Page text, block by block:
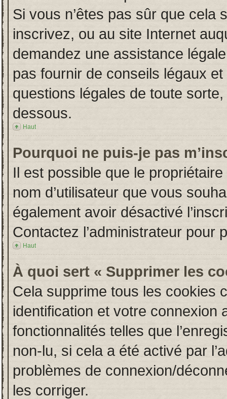
Si vous n’êtes pas sûr que cela
inscrivez, ou au site Internet
demandez une assistance
pas fournir de conseils légaux
questions légales de toute
dessous.
Haut
Pourquoi ne puis-je pas
Il est possible que le
nom d’utilisateur que vous
également avoir désactivé
Contactez l’administrateur pour
Haut
À quoi sert « Supprimer les
Cela supprime tous les cookies
identification et votre connexion
fonctionnalités telles que
non-lu, si cela a été activé par
problèmes de connexion/
les corriger.